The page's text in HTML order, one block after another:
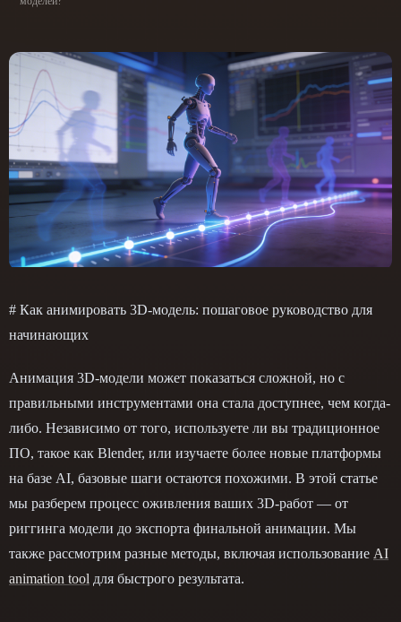
Voxel
# Как анимировать 3D-модель: пошаговое руководство для
начинающих
Анимация 3D-модели может показаться сложной, но с
правильными инструментами она стала доступнее, чем когда-
либо. Независимо от того, используете ли вы традиционное
ПО, такое как Blender, или изучаете более новые платформы
на базе AI, базовые шаги остаются похожими. В этой статье
мы разберем процесс оживления ваших 3D-работ — от
риггинга модели до экспорта финальной анимации. Мы
также рассмотрим разные методы, включая использование AI
animation tool для быстрого результата.